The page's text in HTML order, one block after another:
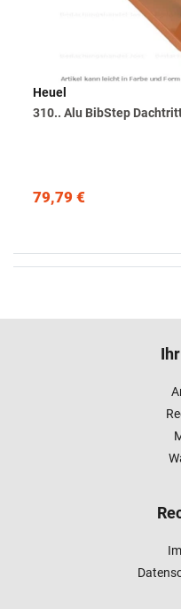
Heuel
310.. Alu BibStep
79,79 €